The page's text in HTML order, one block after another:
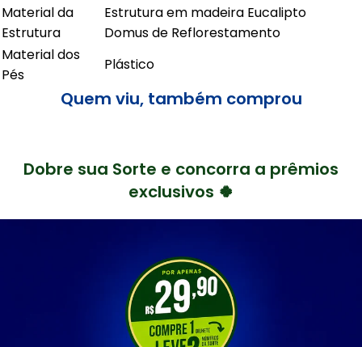
Material da
Estrutura
Estrutura em madeira Eucalipto
Domus de Reflorestamento
Material dos
Pés
Plástico
Quem viu, também comprou
Dobre sua Sorte e concorra a prêmios
exclusivos 🍀